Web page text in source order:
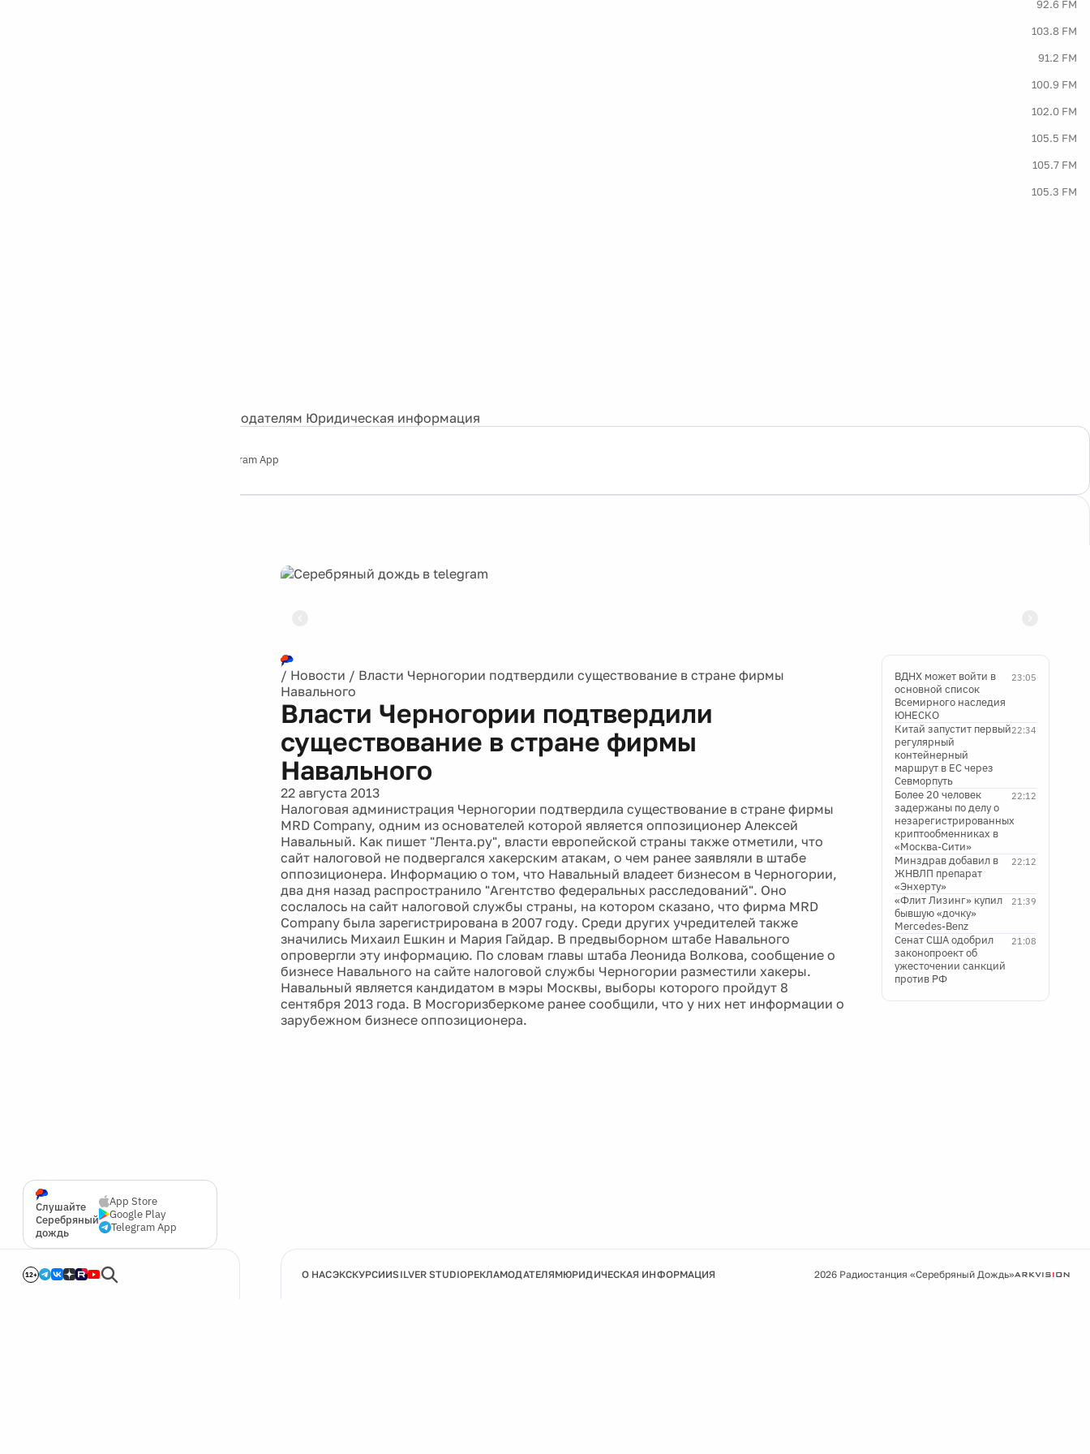
92.6 FM
103.8 FM
91.2 FM
100.9 FM
102.0 FM
105.5 FM
105.7 FM
105.3 FM
Рекламодателям Юридическая информация
Telegram App
Слушайте
Серебряный
дождь
App Store
Google Play
Telegram App
12+
/ Новости / Власти Черногории подтвердили существование в стране фирмы
Навального
Власти Черногории подтвердили
существование в стране фирмы
Навального
22 августа 2013
Налоговая администрация Черногории подтвердила существование в стране фирмы
MRD Company, одним из основателей которой является оппозиционер Алексей
Навальный. Как пишет "Лента.ру", власти европейской страны также отметили, что
сайт налоговой не подвергался хакерским атакам, о чем ранее заявляли в штабе
оппозиционера. Информацию о том, что Навальный владеет бизнесом в Черногории,
два дня назад распространило "Агентство федеральных расследований". Оно
сослалось на сайт налоговой службы страны, на котором сказано, что фирма MRD
Company была зарегистрирована в 2007 году. Среди других учредителей также
значились Михаил Ешкин и Мария Гайдар. В предвыборном штабе Навального
опровергли эту информацию. По словам главы штаба Леонида Волкова, сообщение о
бизнесе Навального на сайте налоговой службы Черногории разместили хакеры.
Навальный является кандидатом в мэры Москвы, выборы которого пройдут 8
сентября 2013 года. В Мосгоризберкоме ранее сообщили, что у них нет информации о
зарубежном бизнесе оппозиционера.
23:05
ВДНХ может войти в
основной список
Всемирного наследия
ЮНЕСКО
22:34
Китай запустит первый
регулярный
контейнерный
маршрут в ЕС через
Севморпуть
22:12
Более 20 человек
задержаны по делу о
незарегистрированных
криптообменниках в
«Москва-Сити»
22:12
Минздрав добавил в
ЖНВЛП препарат
«Энхерту»
21:39
«Флит Лизинг» купил
бывшую «дочку»
Mercedes-Benz
21:08
Сенат США одобрил
законопроект об
ужесточении санкций
против РФ
О НАСЭКСКУРСИИSILVER STUDIOРЕКЛАМОДАТЕЛЯМЮРИДИЧЕСКАЯ ИНФОРМАЦИЯ 2026 Радиостанция «Серебряный Дождь»